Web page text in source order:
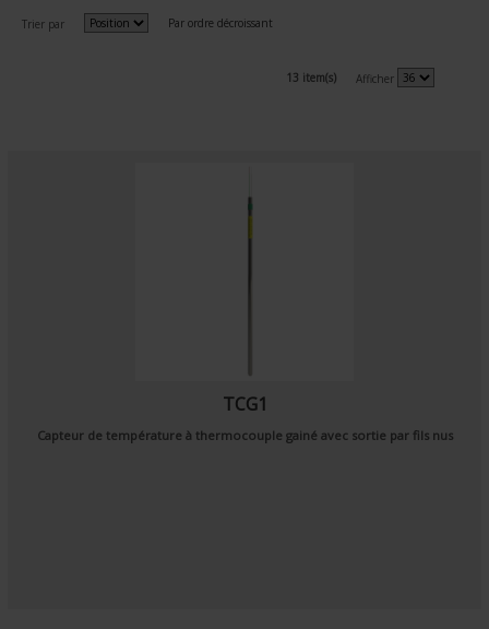
Trier par Par ordre décroissant
13 item(s) Afficher
TCG1
Capteur de température à thermocouple gainé avec sortie par fils nus